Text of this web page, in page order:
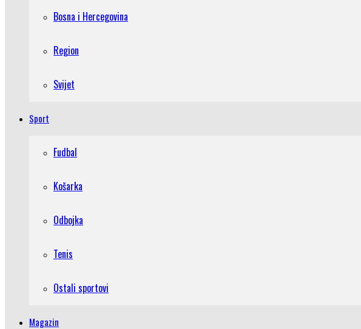
Bosna i Hercegovina
Region
Svijet
Sport
Fudbal
Košarka
Odbojka
Tenis
Ostali sportovi
Magazin